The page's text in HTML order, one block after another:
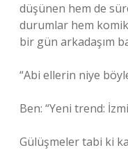
düşünen hem de
durumlar hem
bir gün arkadaşım
“Abi ellerin niye
Ben: “Yeni trend:
Gülüşmeler tabi ki